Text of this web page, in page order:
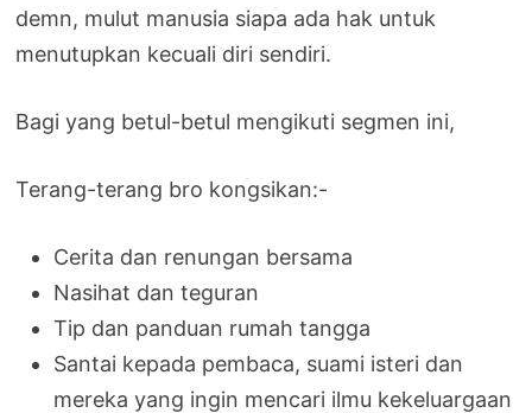
demn, mulut manusia siapa ada hak untuk
menutupkan kecuali diri sendiri.
Bagi yang betul-betul mengikuti segmen ini,
Terang-terang bro kongsikan:-
Cerita dan renungan bersama
Nasihat dan teguran
Tip dan panduan rumah tangga
Santai kepada pembaca, suami isteri dan
mereka yang ingin mencari ilmu kekeluargaan